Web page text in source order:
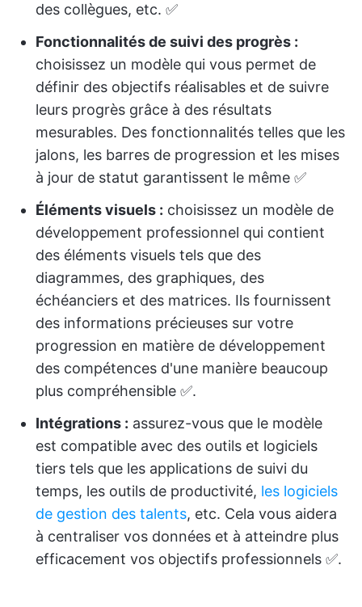
des collègues, etc. ✅
Fonctionnalités de suivi des progrès :
choisissez un modèle qui vous permet de
définir des objectifs réalisables et de suivre
leurs progrès grâce à des résultats
mesurables. Des fonctionnalités telles que les
jalons, les barres de progression et les mises
à jour de statut garantissent le même ✅
Éléments visuels : choisissez un modèle de
développement professionnel qui contient
des éléments visuels tels que des
diagrammes, des graphiques, des
échéanciers et des matrices. Ils fournissent
des informations précieuses sur votre
progression en matière de développement
des compétences d'une manière beaucoup
plus compréhensible ✅.
Intégrations : assurez-vous que le modèle
est compatible avec des outils et logiciels
tiers tels que les applications de suivi du
temps, les outils de productivité, les logiciels
de gestion des talents, etc. Cela vous aidera
à centraliser vos données et à atteindre plus
efficacement vos objectifs professionnels ✅.